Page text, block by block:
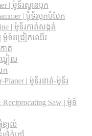
| ម៉ូទ័រស្វានបុក
| ម៉ូទ័របុកបំបែក
| ម៉ូទ័រកាត់សង្កត់
ម៉ូទ័រជ្រៀកឈើរ
ាត់
វៀល
ក
Planer​ | ម៉ូទ័រខាត់-ម៉ូទ័រ
Saw​ | ម៉ូទ័
ខ្យល់